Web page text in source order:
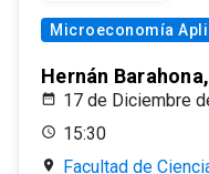
Microeconomía
Hernán
17 de Diciembre
15:30
Facultad de